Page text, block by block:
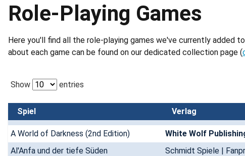
Role-Playing Games
Here you'll find all the role-playing games we've currently added
about each game can be found on our dedicated collection page (
Show entries
Spiel Verlag
A World of Darkness (2nd Edition)
White Wolf
Al'Anfa und der tiefe Süden
Schmidt Spiele |